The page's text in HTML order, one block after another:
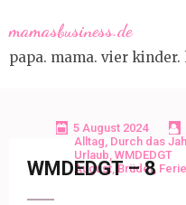
to
content
mamasbusiness.de
papa. mama. vier
5 August 2024
Alltag, Durch das
Urlaub, WMDEDGT
August, Brüder,
WMDEDGT – 8